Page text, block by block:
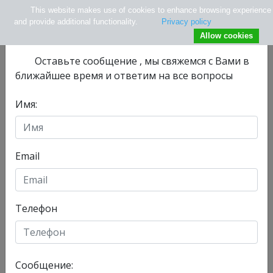
info@tlv.hospital
Главная
Не нашли нужной информации ?
Оставьте сообщениe , мы свяжемся с Вами в
ближайшее время и ответим на все вопросы
Имя:
Email
Телефон
Сообщение:
This website makes use of cookies to enhance browsing experience
and provide additional functionality.
Privacy policy
Allow cookies